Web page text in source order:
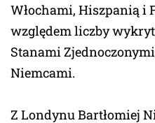
Włochami, Hiszpanią i
względem liczby
Stanami
Niemcami.
Z Londynu Bartłomiej